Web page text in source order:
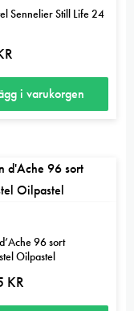
Sennelier Still Life 24
i varukorgen
96 sort
Oilpastel
KR